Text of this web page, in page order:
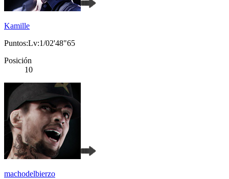
Kamille
Puntos:Lv:1/02'48"65
Posición
10
machodelbierzo